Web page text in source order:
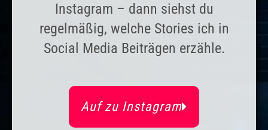
Instagram – dann siehst du
regelmäßig, welche Stories ich in
Social Media Beiträgen erzähle.
Auf zu Instagram